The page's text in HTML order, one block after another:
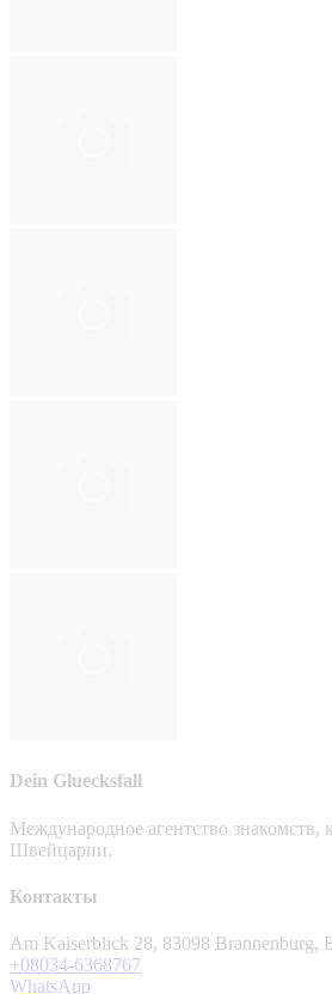
Dein Gluecksfall
Международное агентство
Швейцарии.
Контакты
Am Kaiserblick 28, 83098 Brannenburg,
+08034-6368767
WhatsApp